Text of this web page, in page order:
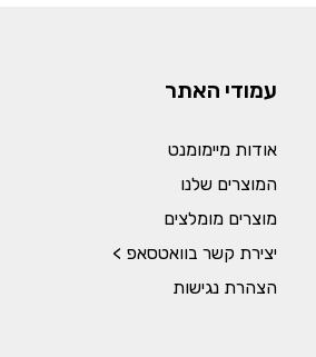
עמודי האתר
אודות מיימומנט
המוצרים שלנו
מוצרים מומלצים
יצירת קשר בוואטסאפ >
הצהרת נגישות